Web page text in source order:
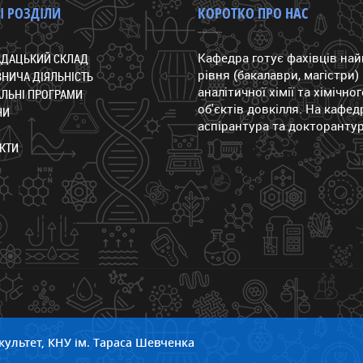
РОЗДІЛИ
СКЛАД
ДІЯЛЬНІСТЬ
ПРОГРАМИ
КОРОТКО ПРО НАС
Кафедра готує фахівців
рівня (бакалаври, магістри)
аналітичної хімії та
об'єктів довкілля. На
аспірантура та
КНУ ім. Тараса Шевченка